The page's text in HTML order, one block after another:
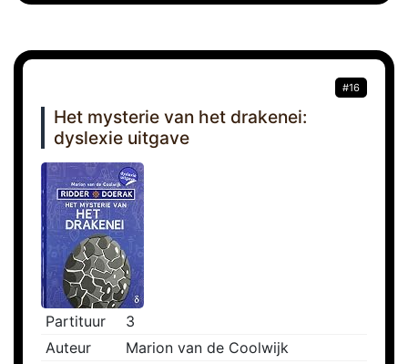
#16
Het mysterie van het drakenei:
dyslexie uitgave
Partituur
3
Auteur
Marion van de Coolwijk